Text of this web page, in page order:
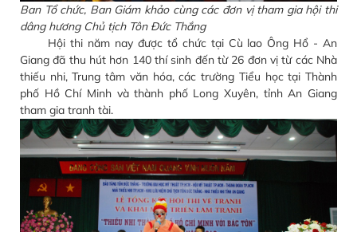
Ban Tổ chức, Ban Giám khảo cùng các đơn vị tham gia hội thi
dâng hương Chủ tịch Tôn Đức Thắng
Hội thi năm nay được tổ chức tại Cù lao Ông Hổ - An
Giang đã thu hút hơn 140 thí sinh đến từ 26 đơn vị từ các Nhà
thiếu nhi, Trung tâm văn hóa, các trường Tiểu học tại Thành
phố Hồ Chí Minh và thành phố Long Xuyên, tỉnh An Giang
tham gia tranh tài.